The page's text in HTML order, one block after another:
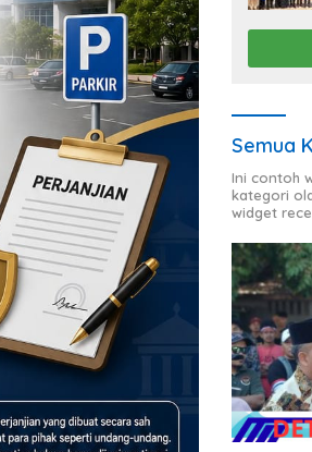
Semua
Ini contoh
kategori
widget